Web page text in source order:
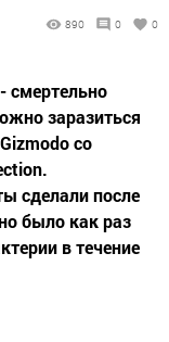
890 0 0
смертельно
заразиться
со
сделали после
было как раз
в течение